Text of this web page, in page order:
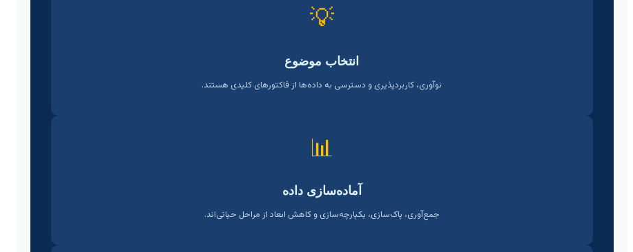
💡
انتخاب موضوع
نوآوری، کاربردپذیری و دسترسی به داده‌ها از فاکتورهای کلیدی هستند.
📊
آماده‌سازی داده
جمع‌آوری، پاک‌سازی، یکپارچه‌سازی و کاهش ابعاد از مراحل حیاتی‌اند.